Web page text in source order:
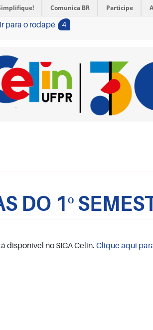
Comunica BR Participe
Ir para o rodapé 4
DO 1º
disponível no SIGA Celin. Clique aqui